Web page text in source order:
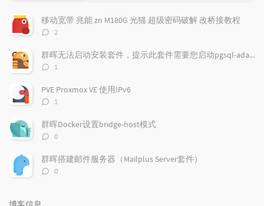
文
章
评
论
文
章
移动宽带 兆能 zn M180G 光猫 超级密码破解 改桥接教程
评
数：
2
群晖无法启动安装套件，提示此套件需要您启动pgsql-adapter.service
评
数：
1
PVE Proxmox VE 使用IPv6
评
数：
1
群晖Docker设置bridge-host模式
评
数：
0
群晖搭建邮件服务器（Mailplus Server套件）
评
0